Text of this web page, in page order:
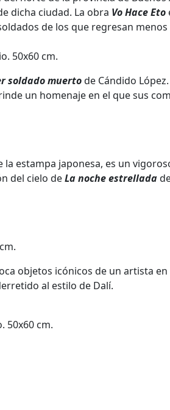
dicha ciudad. La obra Vo Hace Eto
de los que regresan menos
50x60 cm.
soldado muertode Cándido
un homenaje en el que sus
la estampa japonesa, es un
del cielo deLa noche estrellada
objetos icónicos de un artista
al estilo de Dalí.
50x60 cm.